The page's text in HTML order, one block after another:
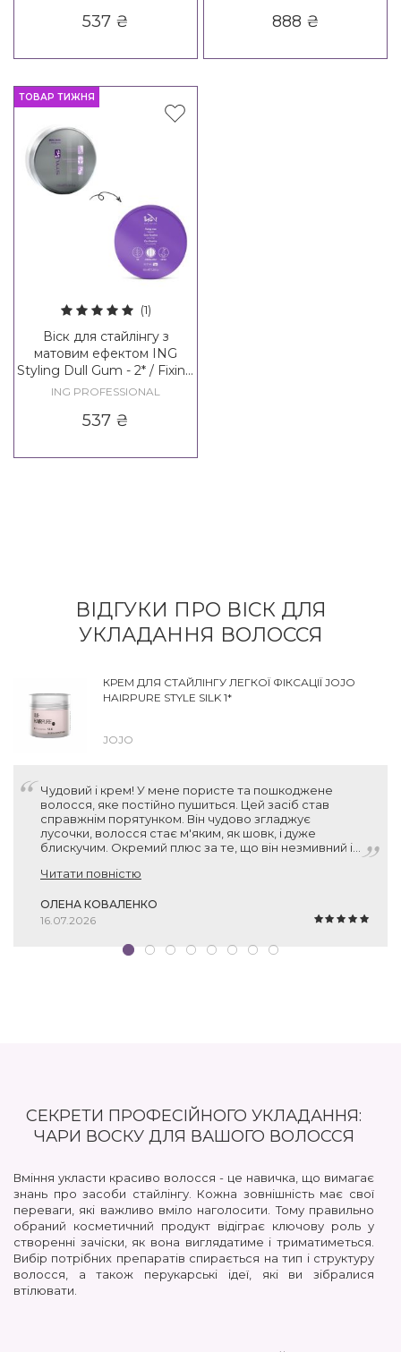
537 ₴ 888 ₴
ТОВАР ТИЖНЯ
(1)
Віск для стайлінгу з
матовим ефектом ING
Styling Dull Gum - 2* / Fixing
Wax - 3*
ING PROFESSIONAL
537 ₴
ВІДГУКИ ПРО ВІСК ДЛЯ
УКЛАДАННЯ ВОЛОССЯ
КРЕМ ДЛЯ СТАЙЛІНГУ ЛЕГКОЇ ФІКСАЦІЇ JOJO
HAIRPURE STYLE SILK 1*
JOJO
Чудовий і крем! У мене пористе та пошкоджене
волосся, яке постійно пушиться. Цей засіб став
справжнім порятунком. Він чудово згладжує
лусочки, волосся стає м'яким, як шовк, і дуже
блискучим. Окремий плюс за те, що він незмивний і
— за такий об'єм (150 мл) та німецьку якість це
Читати повністю
ОЛЕНА КОВАЛЕНКО
16.07.2026
СЕКРЕТИ ПРОФЕСІЙНОГО УКЛАДАННЯ:
ЧАРИ ВОСКУ ДЛЯ ВАШОГО ВОЛОССЯ
Вміння укласти красиво волосся - це навичка, що вимагає
знань про засоби стайлінгу. Кожна зовнішність має свої
переваги, які важливо вміло наголосити. Тому правильно
обраний косметичний продукт відіграє ключову роль у
створенні зачіски, як вона виглядатиме і триматиметься.
Вибір потрібних препаратів спирається на тип і структуру
волосся, а також перукарські ідеї, які ви зібралися
втілювати.